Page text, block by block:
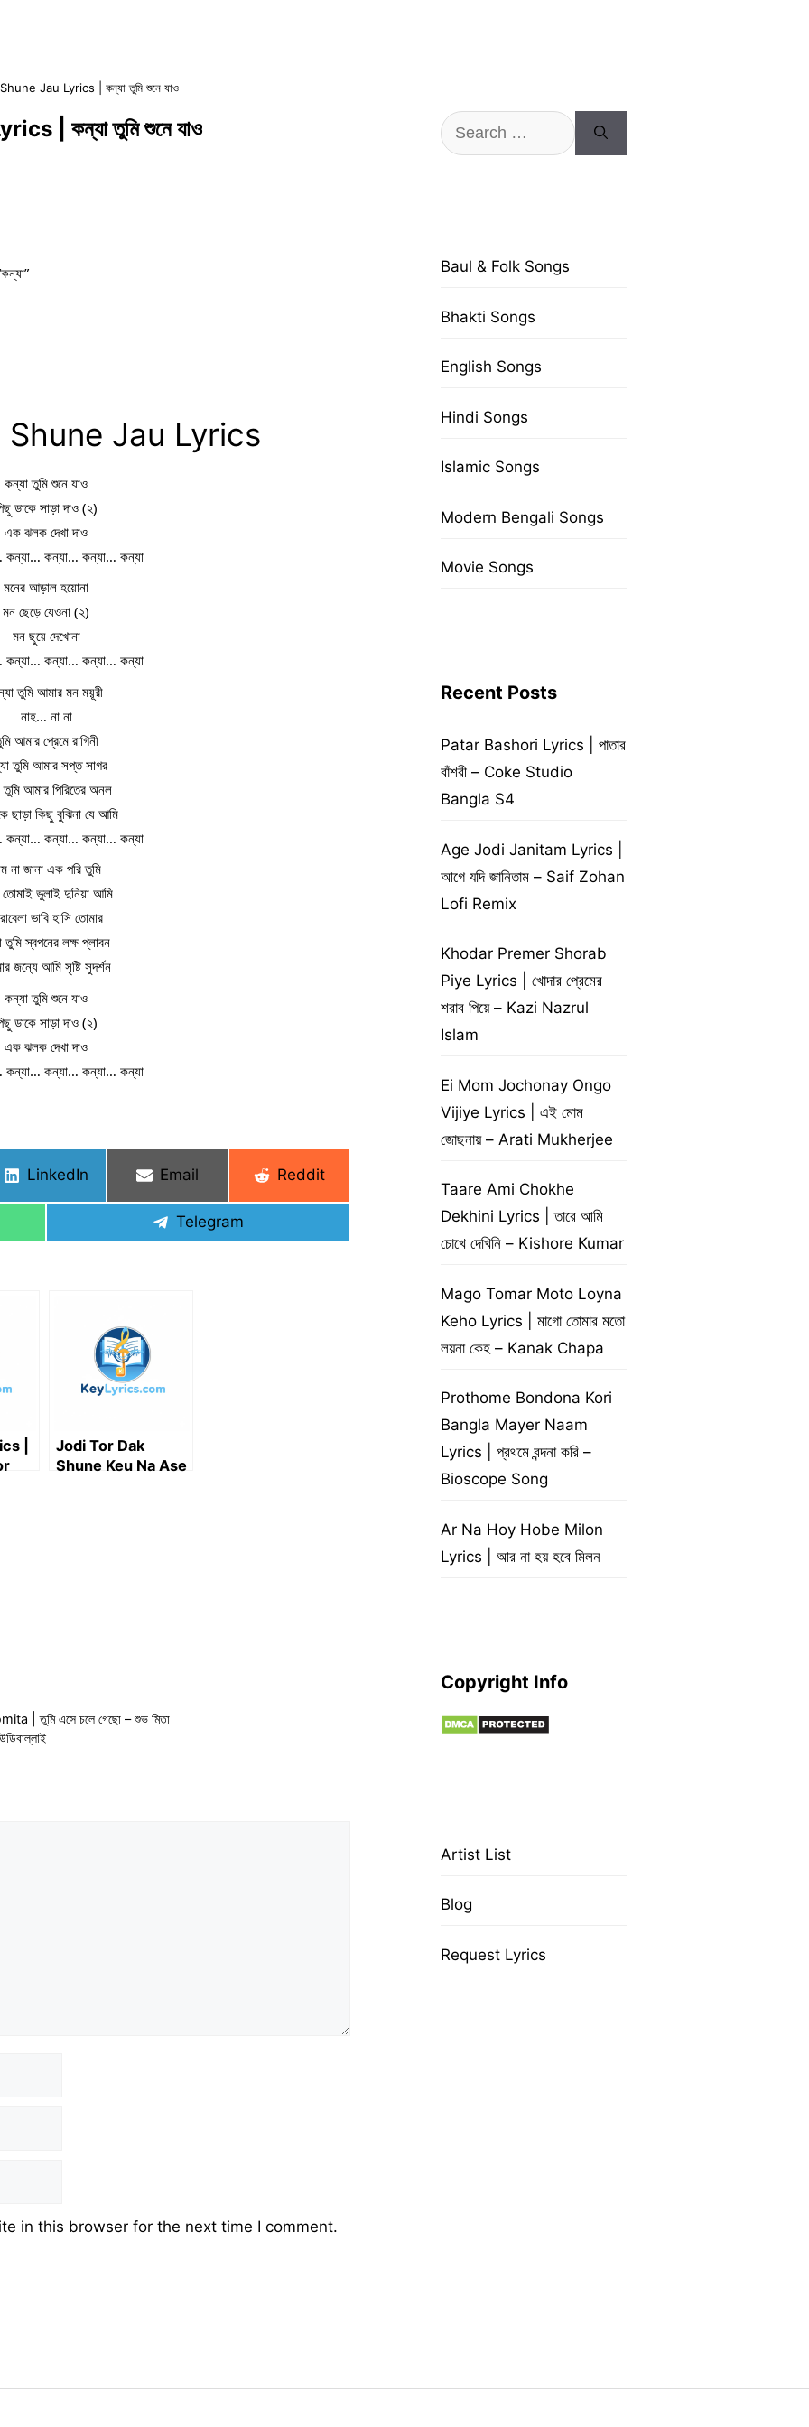
Jau Lyrics | কন্যা তুমি শুনে যাও
| কন্যা তুমি শুনে যাও
Shune Jau Lyrics
কন্যা তুমি শুনে যাও
ডাকে সাড়া দাও (২)
এক ঝলক দেখা দাও
কন্যা… কন্যা… কন্যা… কন্যা
মনের আড়াল হয়োনা
মন ছেড়ে যেওনা (২)
মন ছুয়ে দেখোনা
কন্যা… কন্যা… কন্যা… কন্যা
তুমি আমার মন ময়ূরী
নাহ… না না
আমার প্রেমে রাগিনী
তুমি আমার সপ্ত সাগর
আমার পিরিতের অনল
ছাড়া কিছু বুঝিনা যে আমি
কন্যা… কন্যা… কন্যা… কন্যা
না জানা এক পরি তুমি
তোমাই ভুলাই দুনিয়া আমি
ভাবি হাসি তোমার
স্বপনের লক্ষ প্লাবন
জন্যে আমি সৃষ্টি সুদর্শন
কন্যা তুমি শুনে যাও
ডাকে সাড়া দাও (২)
এক ঝলক দেখা দাও
কন্যা… কন্যা… কন্যা… কন্যা
Share
LinkedIn
Share
Email
Share
Reddit
Share
Telegram
|
Jodi Tor Dak
Shune Keu Na Ase
তুমি এসে চলে গেছো – শুভ মিতা
in this browser for the next time I comment.
Search
for:
Baul & Folk Songs
Bhakti Songs
English Songs
Hindi Songs
Islamic Songs
Modern Bengali Songs
Movie Songs
Recent Posts
Patar Bashori Lyrics | পাতার
বাঁশরী – Coke Studio
Bangla S4
Age Jodi Janitam Lyrics |
আগে যদি জানিতাম – Saif Zohan
Lofi Remix
Khodar Premer Shorab
Piye Lyrics | খোদার প্রেমের
শরাব পিয়ে – Kazi Nazrul
Islam
Ei Mom Jochonay Ongo
Vijiye Lyrics | এই মোম
জোছনায় – Arati Mukherjee
Taare Ami Chokhe
Dekhini Lyrics | তারে আমি
চোখে দেখিনি – Kishore Kumar
Mago Tomar Moto Loyna
Keho Lyrics | মাগো তোমার মতো
লয়না কেহ – Kanak Chapa
Prothome Bondona Kori
Bangla Mayer Naam
Lyrics | প্রথমে বন্দনা করি –
Bioscope Song
Ar Na Hoy Hobe Milon
Lyrics | আর না হয় হবে মিলন
Copyright Info
Artist List
Blog
Request Lyrics